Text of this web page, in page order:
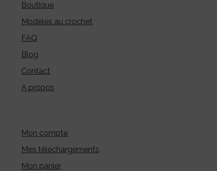
Boutique
Modèles au crochet
FAQ
Blog
Contact
A propos
Mon compte
Mes téléchargements
Mon panier